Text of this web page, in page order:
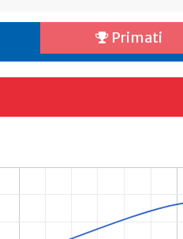
Primati